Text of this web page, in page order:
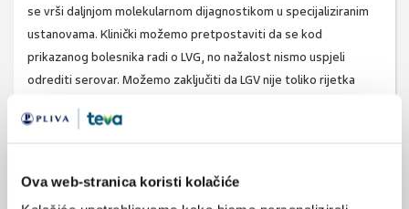
Ova web-stranica koristi kolačiće
se vrši daljnjom molekularnom dijagnostikom u specijaliziranim
ustanovama. Klinički možemo pretpostaviti da se kod
prikazanog bolesnika radi o LVG, no nažalost nismo uspjeli
odrediti serovar. Možemo zaključiti da LGV nije toliko rijetka
bolesnika s proktitisom i limfadenitisom, pogotovo ako se radi